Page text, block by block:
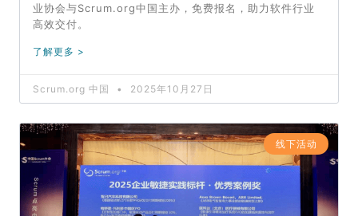
业协会与Scrum.org中国主办，免费报名，助力软件行业
高效交付。
了解更多 >
Scrum.org 中国 2025年10月27日
线下活动